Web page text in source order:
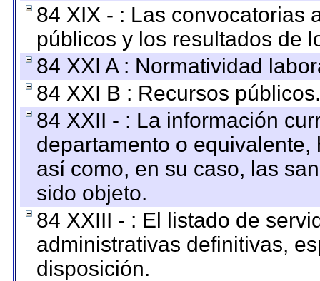
84 XIX - : Las convocatorias
públicos y los resultados de
84 XXI A : Normatividad
84 XXI B : Recursos públicos.
84 XXII - : La información
departamento o
así como, en su caso, las
sido objeto.
84 XXIII - : El listado de
administrativas definitivas,
disposición.